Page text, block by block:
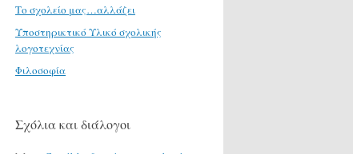
Το σχολείο μας…αλλάζει
Υποστηρικτικό Υλικό σχολικής
λογοτεχνίας
Φιλοσοφία
Σχόλια και διάλογοι